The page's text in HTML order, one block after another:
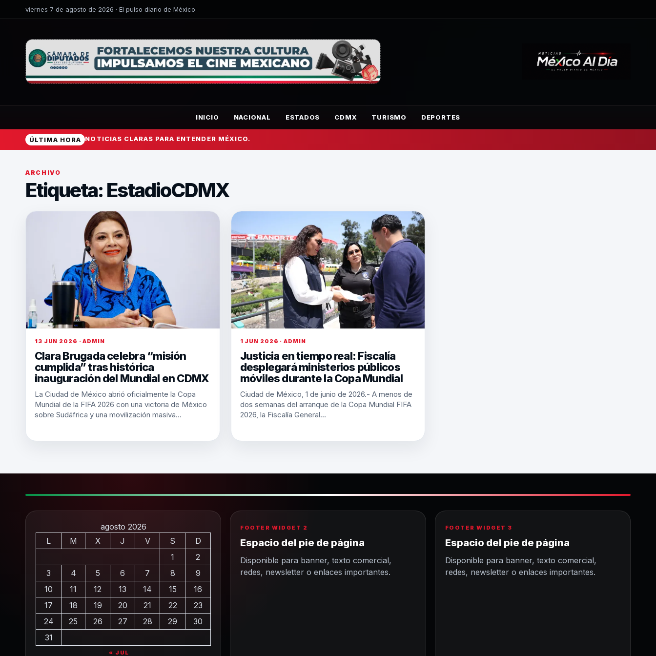
viernes 7 de agosto de 2026 · El pulso diario de México
INICIO NACIONAL ESTADOS CDMX TURISMO DEPORTES
ÚLTIMA HORA NOTICIAS CLARAS PARA ENTENDER MÉXICO.
ARCHIVO
Etiqueta: EstadioCDMX
13 JUN 2026 · ADMIN
Clara Brugada celebra “misión
cumplida” tras histórica
inauguración del Mundial en CDMX
La Ciudad de México abrió oficialmente la Copa
Mundial de la FIFA 2026 con una victoria de México
sobre Sudáfrica y una movilización masiva…
1 JUN 2026 · ADMIN
Justicia en tiempo real: Fiscalía
desplegará ministerios públicos
móviles durante la Copa Mundial
Ciudad de México, 1 de junio de 2026.- A menos de
dos semanas del arranque de la Copa Mundial FIFA
2026, la Fiscalía General…
agosto 2026
L
M X J V S
D
1
2
3
4 5 6 7 8
9
10
11 12 13 14 15
16
17
18 19 20 21 22
23
24
25 26 27 28 29
30
31
« JUL
FOOTER WIDGET 2
Espacio del pie de página
Disponible para banner, texto comercial,
redes, newsletter o enlaces importantes.
FOOTER WIDGET 3
Espacio del pie de página
Disponible para banner, texto comercial,
redes, newsletter o enlaces importantes.